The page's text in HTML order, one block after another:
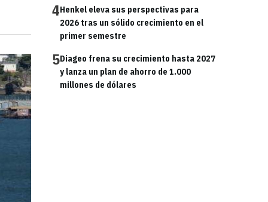
4Henkel eleva sus perspectivas para
2026 tras un sólido crecimiento en el
primer semestre
5Diageo frena su crecimiento hasta 2027
y lanza un plan de ahorro de 1.000
millones de dólares